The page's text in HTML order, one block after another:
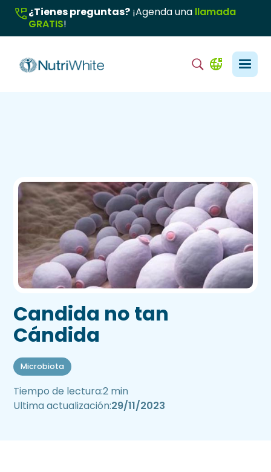
¿Tienes preguntas? ¡Agenda una llamada
GRATIS!
Candida no tan
Cándida
Microbiota
Tiempo de lectura:2 min
Ultima actualización:29/11/2023